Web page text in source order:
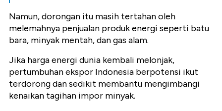
Namun, dorongan itu masih tertahan oleh
melemahnya penjualan produk energi seperti batu
bara, minyak mentah, dan gas alam.
Jika harga energi dunia kembali melonjak,
pertumbuhan ekspor Indonesia berpotensi ikut
terdorong dan sedikit membantu mengimbangi
kenaikan tagihan impor minyak.